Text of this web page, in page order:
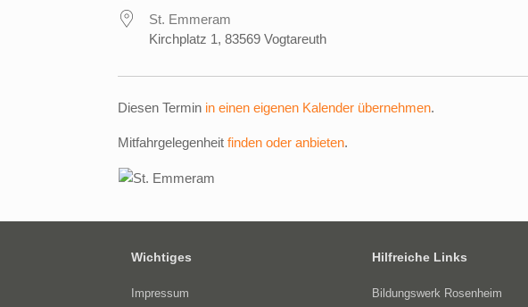
St. Emmeram
Kirchplatz 1, 83569 Vogtareuth
Diesen Termin in einen eigenen Kalender übernehmen.
Mitfahrgelegenheit finden oder anbieten.
Wichtiges
Impressum
Hilfreiche Links
Bildungswerk Rosenheim